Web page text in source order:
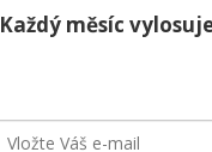
Každý měsíc